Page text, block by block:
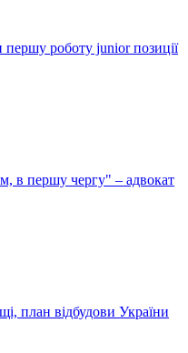
роботу junior позиції
в першу чергу" – адвокат
план відбудови України